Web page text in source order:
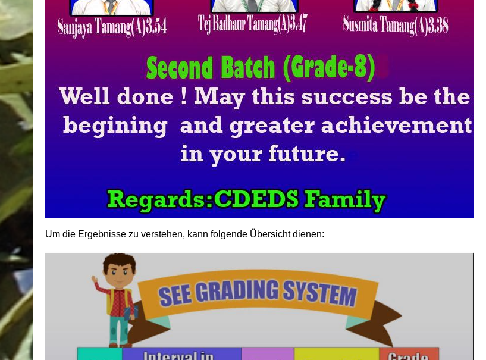
Um die Ergebnisse zu verstehen, kann folgende Übersicht dienen: